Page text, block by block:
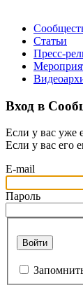
Статьи
Пресс-
Вход в
Если у вас уже
Если у вас его
E-mail
Пароль
Войти